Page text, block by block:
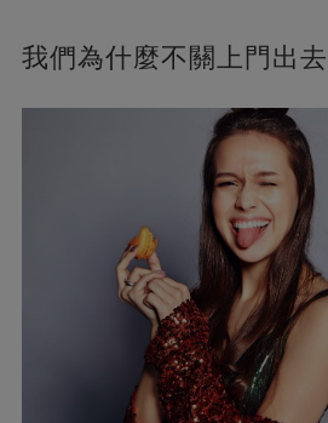
我們為什麼不關上門出